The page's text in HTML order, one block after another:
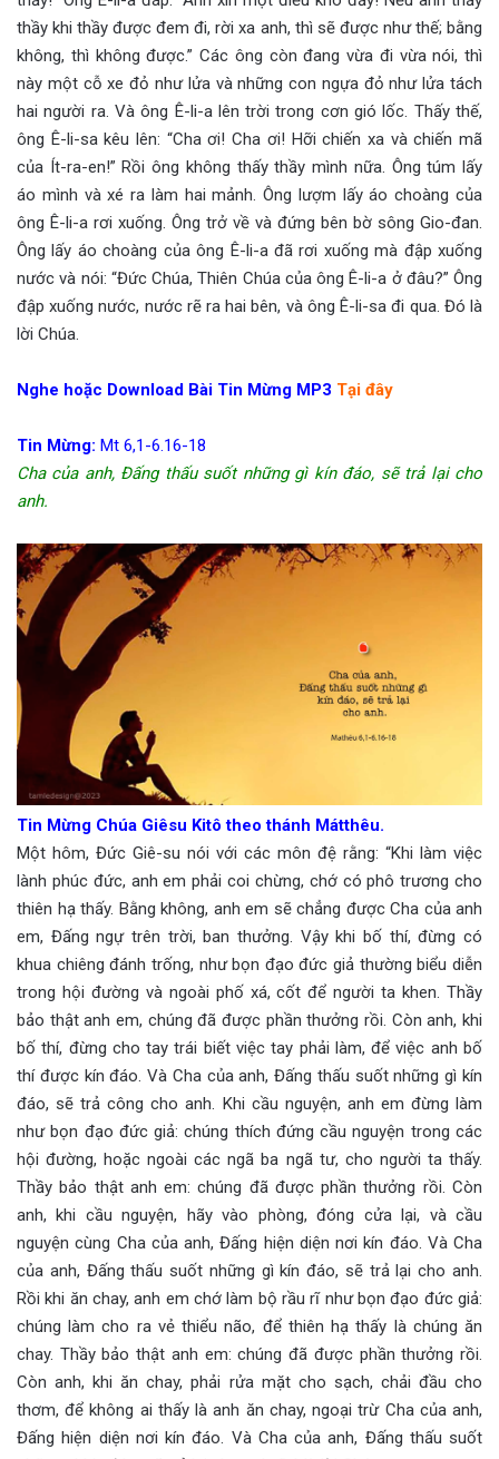
thầy khi thầy được đem đi, rời xa anh, thì sẽ được như thế; bằng
không, thì không được.” Các ông còn đang vừa đi vừa nói, thì
này một cỗ xe đỏ như lửa và những con ngựa đỏ như lửa tách
hai người ra. Và ông Ê-li-a lên trời trong cơn gió lốc. Thấy thế,
ông Ê-li-sa kêu lên: “Cha ơi! Cha ơi! Hỡi chiến xa và chiến mã
của Ít-ra-en!” Rồi ông không thấy thầy mình nữa. Ông túm lấy
áo mình và xé ra làm hai mảnh. Ông lượm lấy áo choàng của
ông Ê-li-a rơi xuống. Ông trở về và đứng bên bờ sông Gio-đan.
Ông lấy áo choàng của ông Ê-li-a đã rơi xuống mà đập xuống
nước và nói: “Đức Chúa, Thiên Chúa của ông Ê-li-a ở đâu?” Ông
đập xuống nước, nước rẽ ra hai bên, và ông Ê-li-sa đi qua. Đó là
lời Chúa.
Nghe hoặc Download Bài Tin Mừng MP3 Tại đây
Tin Mừng: Mt 6,1-6.16-18
Cha của anh, Đấng thấu suốt những gì kín đáo, sẽ trả lại cho
anh.
Tin Mừng Chúa Giêsu Kitô theo thánh Mátthêu.
Một hôm, Đức Giê-su nói với các môn đệ rằng: “Khi làm việc
lành phúc đức, anh em phải coi chừng, chớ có phô trương cho
thiên hạ thấy. Bằng không, anh em sẽ chẳng được Cha của anh
em, Đấng ngự trên trời, ban thưởng. Vậy khi bố thí, đừng có
khua chiêng đánh trống, như bọn đạo đức giả thường biểu diễn
trong hội đường và ngoài phố xá, cốt để người ta khen. Thầy
bảo thật anh em, chúng đã được phần thưởng rồi. Còn anh, khi
bố thí, đừng cho tay trái biết việc tay phải làm, để việc anh bố
thí được kín đáo. Và Cha của anh, Đấng thấu suốt những gì kín
đáo, sẽ trả công cho anh. Khi cầu nguyện, anh em đừng làm
như bọn đạo đức giả: chúng thích đứng cầu nguyện trong các
hội đường, hoặc ngoài các ngã ba ngã tư, cho người ta thấy.
Thầy bảo thật anh em: chúng đã được phần thưởng rồi. Còn
anh, khi cầu nguyện, hãy vào phòng, đóng cửa lại, và cầu
nguyện cùng Cha của anh, Đấng hiện diện nơi kín đáo. Và Cha
của anh, Đấng thấu suốt những gì kín đáo, sẽ trả lại cho anh.
Rồi khi ăn chay, anh em chớ làm bộ rầu rĩ như bọn đạo đức giả:
chúng làm cho ra vẻ thiểu não, để thiên hạ thấy là chúng ăn
chay. Thầy bảo thật anh em: chúng đã được phần thưởng rồi.
Còn anh, khi ăn chay, phải rửa mặt cho sạch, chải đầu cho
thơm, để không ai thấy là anh ăn chay, ngoại trừ Cha của anh,
Đấng hiện diện nơi kín đáo. Và Cha của anh, Đấng thấu suốt